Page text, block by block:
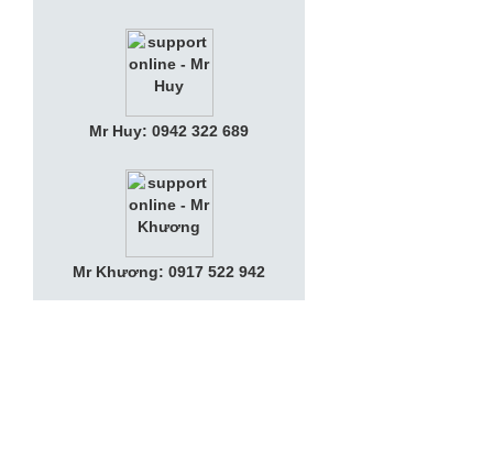
Mr Huy: 0942 322 689
Mr Khương: 0917 522 942